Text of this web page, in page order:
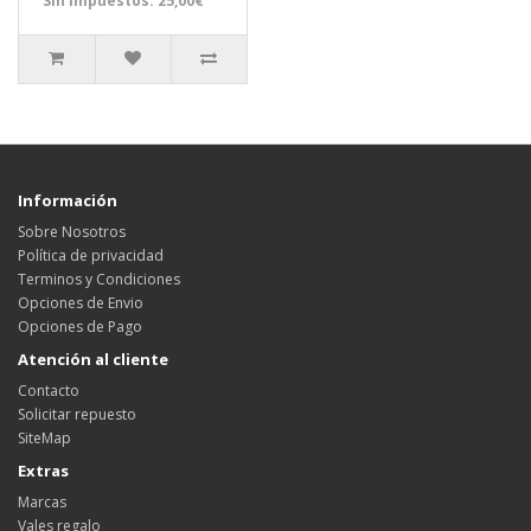
Información
Sobre Nosotros
Política de privacidad
Terminos y Condiciones
Opciones de Envio
Opciones de Pago
Atención al cliente
Contacto
Solicitar repuesto
SiteMap
Extras
Marcas
Vales regalo